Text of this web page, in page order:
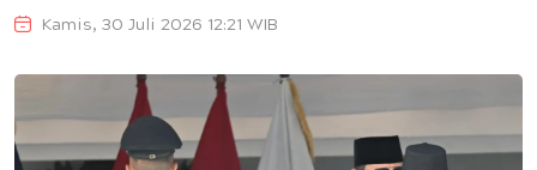
Kamis, 30 Juli 2026 12:21 WIB